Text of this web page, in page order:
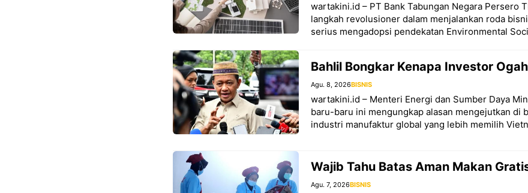
wartakini.id – PT Bank Tabungan Negara Persero
langkah revolusioner dalam menjalankan roda
serius mengadopsi pendekatan Environmental
Bahlil Bongkar Kenapa Investor
Agu. 8, 2026BISNIS
wartakini.id – Menteri Energi dan Sumber Daya
baru-baru ini mengungkap alasan mengejutkan di
industri manufaktur global yang lebih memilih
Wajib Tahu Batas Aman Makan
Agu. 7, 2026BISNIS